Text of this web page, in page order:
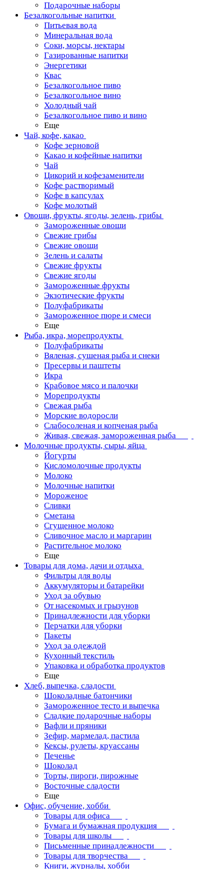
Подарочные наборы
Безалкогольные напитки
Питьевая вода
Минеральная вода
Соки, морсы, нектары
Газированные напитки
Энергетики
Квас
Безалкогольное пиво
Безалкогольное вино
Холодный чай
Безалкогольное пиво и вино
Еще
Чай, кофе, какао
Кофе зерновой
Какао и кофейные напитки
Чай
Цикорий и кофезаменители
Кофе растворимый
Кофе в капсулах
Кофе молотый
Овощи, фрукты, ягоды, зелень, грибы
Замороженные овощи
Свежие грибы
Свежие овощи
Зелень и салаты
Свежие фрукты
Свежие ягоды
Замороженные фрукты
Экзотические фрукты
Полуфабрикаты
Замороженное пюре и смеси
Еще
Рыба, икра, морепродукты
Полуфабрикаты
Вяленая, сушеная рыба и снеки
Пресервы и паштеты
Икра
Крабовое мясо и палочки
Морепродукты
Свежая рыба
Морские водоросли
Слабосоленая и копченая рыба
Живая, свежая, замороженная рыба
Молочные продукты, сыры, яйца
Йогурты
Кисломолочные продукты
Молоко
Молочные напитки
Мороженое
Сливки
Сметана
Сгущенное молоко
Сливочное масло и маргарин
Растительное молоко
Еще
Товары для дома, дачи и отдыха
Фильтры для воды
Аккумуляторы и батарейки
Уход за обувью
От насекомых и грызунов
Принадлежности для уборки
Перчатки для уборки
Пакеты
Уход за одеждой
Кухонный текстиль
Упаковка и обработка продуктов
Еще
Хлеб, выпечка, сладости
Шоколадные батончики
Замороженное тесто и выпечка
Сладкие подарочные наборы
Вафли и пряники
Зефир, мармелад, пастила
Кексы, рулеты, круассаны
Печенье
Шоколад
Торты, пироги, пирожные
Восточные сладости
Еще
Офис, обучение, хобби
Товары для офиса
Бумага и бумажная продукция
Товары для школы
Письменные принадлежности
Товары для творчества
Книги, журналы, хобби